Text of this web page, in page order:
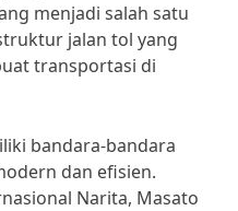
menjadi salah satu
jalan tol yang
transportasi di
bandara-bandara
dan efisien.
Narita, Masato